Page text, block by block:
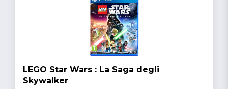
LEGO Star Wars : La Saga degli
Skywalker